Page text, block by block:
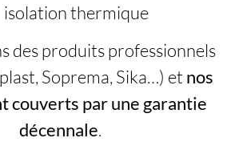
isolation thermique
des produits professionnels
Soprema, Sika…) et nos
couverts par une garantie
décennale.